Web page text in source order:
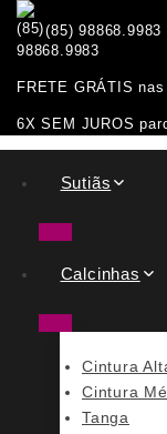
(85) 98868.9983
FRETE GRÁTIS
6X SEM JUROS
Sutiãs
Calcinhas
Cintura
Cintura
Tanga